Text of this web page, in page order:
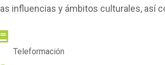
las influencias y ámbitos culturales, así
Teleformación